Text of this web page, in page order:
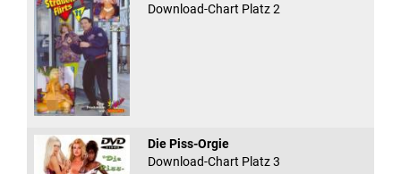
Download-Chart Platz 2
Die Piss-Orgie
Download-Chart Platz 3